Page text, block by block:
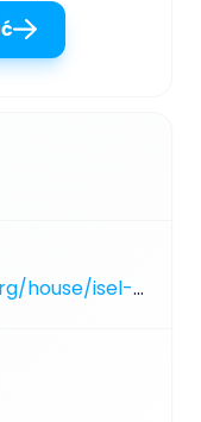
https://historichouses.org/house/isel-hall/visit